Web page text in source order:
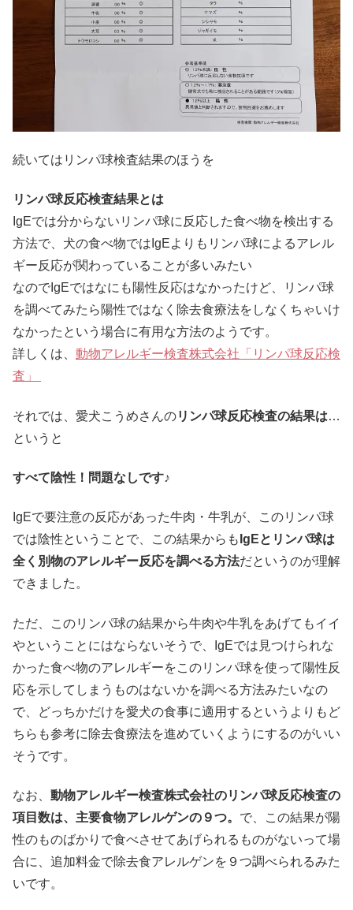
続いてはリンパ球検査結果のほうを
リンパ球反応検査結果とは
IgEでは分からないリンパ球に反応した食べ物を検出する
方法で、犬の食べ物ではIgEよりもリンパ球によるアレル
ギー反応が関わっていることが多いみたい
なのでIgEではなにも陽性反応はなかったけど、リンパ球
を調べてみたら陽性ではなく除去食療法をしなくちゃいけ
なかったという場合に有用な方法のようです。
詳しくは、 動物アレルギー検査株式会社「リンパ球反応検
査」
それでは、愛犬こうめさんのリンパ球反応検査の結果は…
というと
すべて陰性！問題なしです♪
IgEで要注意の反応があった牛肉・牛乳が、このリンパ球
では陰性ということで、この結果からも IgEとリンパ球は
全く別物のアレルギー反応を調べる方法だというのが理解
できました。
ただ、このリンパ球の結果から牛肉や牛乳をあげてもイイ
やということにはならないそうで、IgEでは見つけられな
かった食べ物のアレルギーをこのリンパ球を使って陽性反
応を示してしまうものはないかを調べる方法みたいなの
で、どっちかだけを愛犬の食事に適用するというよりもど
ちらも参考に除去食療法を進めていくようにするのがいい
そうです。
なお、 動物アレルギー検査株式会社のリンパ球反応検査の
項目数は、主要食物アレルゲンの９つ。 で、この結果が陽
性のものばかりで食べさせてあげられるものがないって場
合に、追加料金で除去食アレルゲンを９つ調べられるみた
いです。